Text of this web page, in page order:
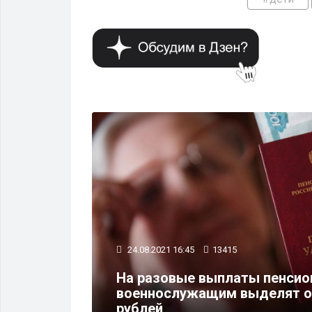
24.08.2021 16:45 13415
На разовые выплаты
военнослужащим выделят
рублей